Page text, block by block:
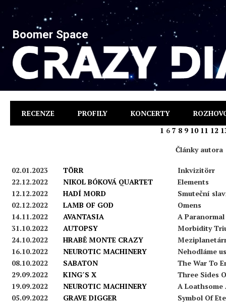
Boomer Space
RECENZE PROFILY KONCERTY
1 6 7 8 9 10 11 12
Články autora
02.01.2023 TÖRR
Inkvizitörr
22.12.2022
NIKOL BÓKOVÁ QUARTET
Elements
12.12.2022
HADÍ MORD
Smuteční
02.12.2022
LAMB OF GOD
Omens
14.11.2022
AVANTASIA
A
31.10.2022
AUTOPSY
Morbidity
24.10.2022
HRABĚ MONTE CRAZY
16.10.2022
NEUROTIC MACHINERY
Nehodláme
08.10.2022
SABATON
The War To
29.09.2022
KING´S X
Three Sides
19.09.2022
NEUROTIC MACHINERY
A
05.09.2022
GRAVE DIGGER
Symbol Of